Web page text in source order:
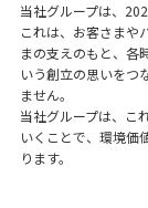
当社グループは、
これは、お客さまや
まの支えのもと、各
いう創立の思いをつ
ません。
当社グループは、こ
いくことで、環境価
ります。